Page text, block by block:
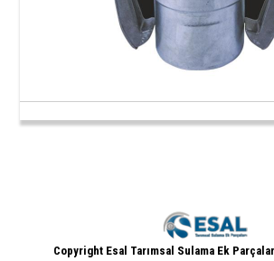
Copyright Esal Tarımsal Sulama Ek